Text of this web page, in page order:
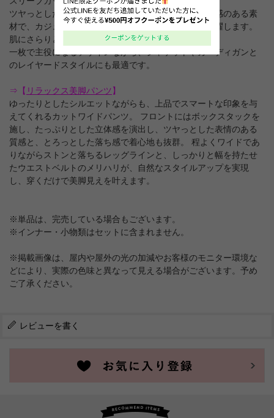
ツヤっとした表情のある光沢感に、とろっとした落ち感のある素
材で、カジュアルからキレイめスタイルまで幅広く活躍します。
肌にさらりと馴染む柔らかな質感で、着心地も抜群。
一枚で主役になるデザインながら、ジャケットやカーディガンと
のレイヤードスタイルにも最適です。
⇒【 リラックス美脚パンツ 】
ゆったりとしたシルエットながらも、上品でスマートな印象を与
えてくれるカットワイドパンツ。 フロントにはボックスタックを
施し、たっぷりとした立体感を演出し、ツヤっとした表情のある
質感と、とろっとした落ち感で着心地も抜群。 程よくワイドであ
りながらストンと落ちるレッグラインと、しっかりと幅を持たせ
たウエストベルトのメリハリが、自然なスタイルアップを実現
し、穿くだけで美脚見えを叶えます。
※単品は、完売している場合もございます。
※インナー・小物類はセットに含まれません。
※掲載画像は、屋内や屋外の光の加減やお客様のモニター環境な
どにより、実際の色味と異なって見える場合がございます。予め
ご了承ください。
レビューを書く